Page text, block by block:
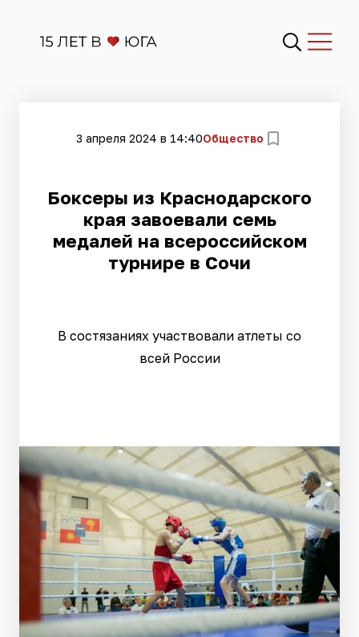
3 апреля 2024 в 14:40Общество
Боксеры из Краснодарского
края завоевали семь
медалей на всероссийском
турнире в Сочи
В состязаниях участвовали атлеты со
всей России